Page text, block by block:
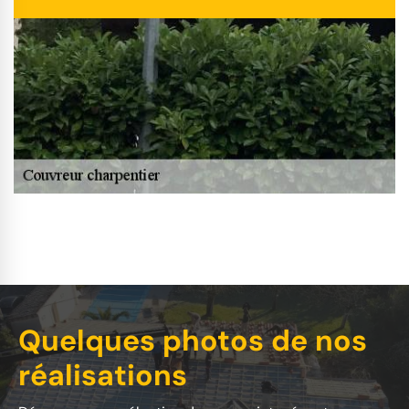
Quelques photos de nos
réalisations